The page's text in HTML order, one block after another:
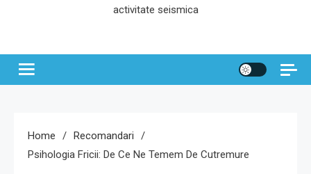
activitate seismica
Home
Recomandari
Psihologia Fricii: De Ce Ne Temem De Cutremure